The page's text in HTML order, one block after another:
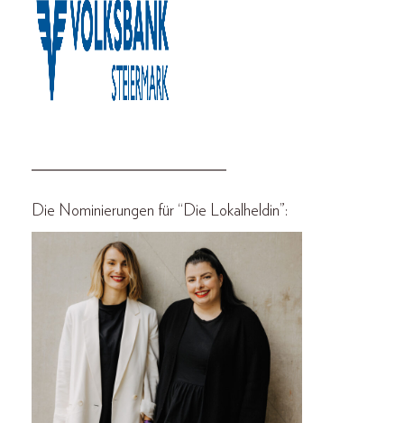
________________________
Die Nominierungen für “Die Lokalheldin”: